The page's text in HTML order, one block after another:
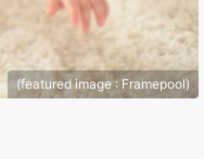
(featured image : Framepool)